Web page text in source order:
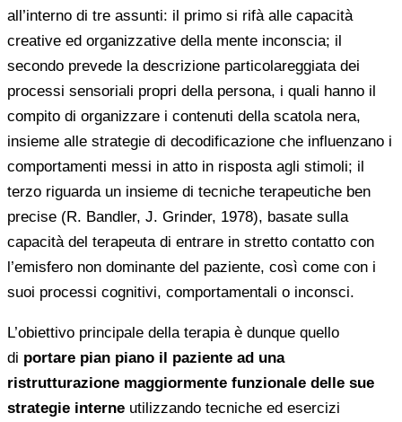
all’interno di tre assunti: il primo si rifà alle capacità
creative ed organizzative della mente inconscia; il
secondo prevede la descrizione particolareggiata dei
processi sensoriali propri della persona, i quali hanno il
compito di organizzare i contenuti della scatola nera,
insieme alle strategie di decodificazione che influenzano i
comportamenti messi in atto in risposta agli stimoli; il
terzo riguarda un insieme di tecniche terapeutiche ben
precise (R. Bandler, J. Grinder, 1978), basate sulla
capacità del terapeuta di entrare in stretto contatto con
l’emisfero non dominante del paziente, così come con i
suoi processi cognitivi, comportamentali o inconsci.
L’obiettivo principale della terapia è dunque quello
di portare pian piano il paziente ad una
ristrutturazione maggiormente funzionale delle sue
strategie interne utilizzando tecniche ed esercizi